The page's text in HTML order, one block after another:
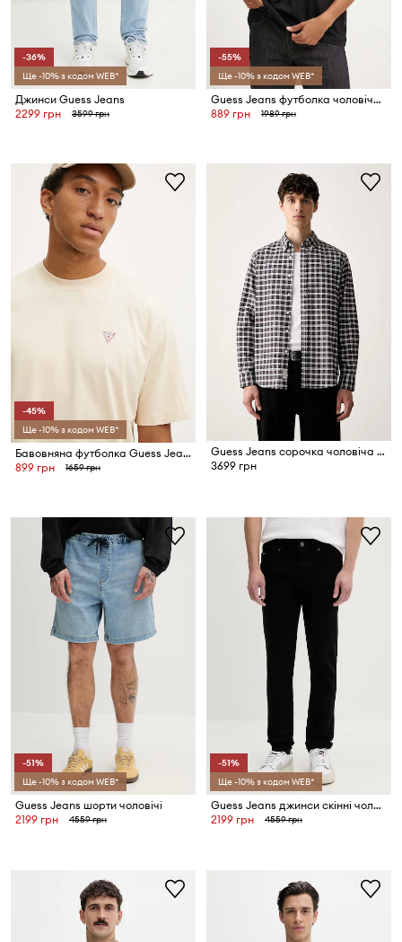
-36%
Ще -10% з кодом WEB*
Джинси Guess Jeans
2299 грн
3599 грн
-55%
Ще -10% з кодом WEB*
Guess Jeans футболка чоловіча бавовняна
889 грн
1989 грн
-45%
Ще -10% з кодом WEB*
Бавовняна футболка Guess Jeans
899 грн
1659 грн
Guess Jeans сорочка чоловіча бавовняна
3699 грн
-51%
Ще -10% з кодом WEB*
Guess Jeans шорти чоловічі
2199 грн
4559 грн
-51%
Ще -10% з кодом WEB*
Guess Jeans джинси скінні чоловічі
2199 грн
4559 грн